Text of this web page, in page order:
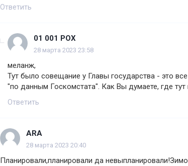
Ответить
01 001 POX
28 марта 2023 23:58
меланж,
Тут было совещание у Главы государства - это
"по данным Госкомстата". Как Вы думаете, где тут
Ответить
ARA
28 марта 2023 20:40
Планировали,планировали да